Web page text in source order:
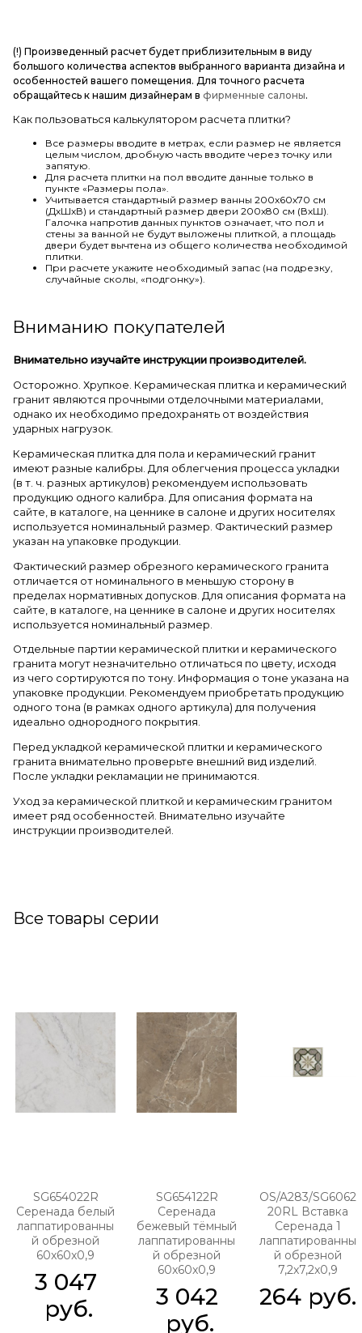
(!) Произведенный расчет будет приблизительным в виду
большого количества аспектов выбранного варианта дизайна и
особенностей вашего помещения. Для точного расчета
обращайтесь к нашим дизайнерам в фирменные салоны.
Как пользоваться калькулятором расчета плитки?
Все размеры вводите в метрах, если размер не является
целым числом, дробную часть вводите через точку или
запятую.
Для расчета плитки на пол вводите данные только в
пункте «Размеры пола».
Учитывается стандартный размер ванны 200х60х70 см
(ДхШхВ) и стандартный размер двери 200х80 см (ВхШ).
Галочка напротив данных пунктов означает, что пол и
стены за ванной не будут выложены плиткой, а площадь
двери будет вычтена из общего количества необходимой
плитки.
При расчете укажите необходимый запас (на подрезку,
случайные сколы, «подгонку»).
Вниманию покупателей
Внимательно изучайте инструкции производителей.
Осторожно. Хрупкое. Керамическая плитка и керамический
гранит являются прочными отделочными материалами,
однако их необходимо предохранять от воздействия
ударных нагрузок.
Керамическая плитка для пола и керамический гранит
имеют разные калибры. Для облегчения процесса укладки
(в т. ч. разных артикулов) рекомендуем использовать
продукцию одного калибра. Для описания формата на
сайте, в каталоге, на ценнике в салоне и других носителях
используется номинальный размер. Фактический размер
указан на упаковке продукции.
Фактический размер обрезного керамического гранита
отличается от номинального в меньшую сторону в
пределах нормативных допусков. Для описания формата на
сайте, в каталоге, на ценнике в салоне и других носителях
используется номинальный размер.
Отдельные партии керамической плитки и керамического
гранита могут незначительно отличаться по цвету, исходя
из чего сортируются по тону. Информация о тоне указана на
упаковке продукции. Рекомендуем приобретать продукцию
одного тона (в рамках одного артикула) для получения
идеально однородного покрытия.
Перед укладкой керамической плитки и керамического
гранита внимательно проверьте внешний вид изделий.
После укладки рекламации не принимаются.
Уход за керамической плиткой и керамическим гранитом
имеет ряд особенностей. Внимательно изучайте
инструкции производителей.
Все товары серии
SG654022R
Серенада белый
лаппатированны
й обрезной
60x60x0,9
3 047
руб.
SG654122R
Серенада
бежевый тёмный
лаппатированны
й обрезной
60x60x0,9
3 042
руб.
OS/A283/SG6062
20RL Вставка
Серенада 1
лаппатированны
й обрезной
7,2x7,2x0,9
264 руб.